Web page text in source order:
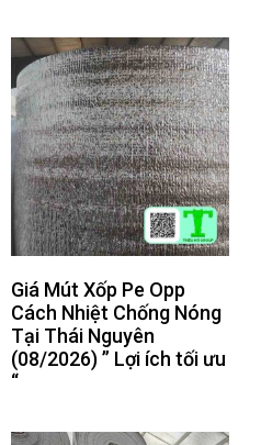
Giá Mút Xốp Pe Opp
Cách Nhiệt Chống Nóng
Tại Thái Nguyên
(08/2026) ” Lợi ích tối ưu
“